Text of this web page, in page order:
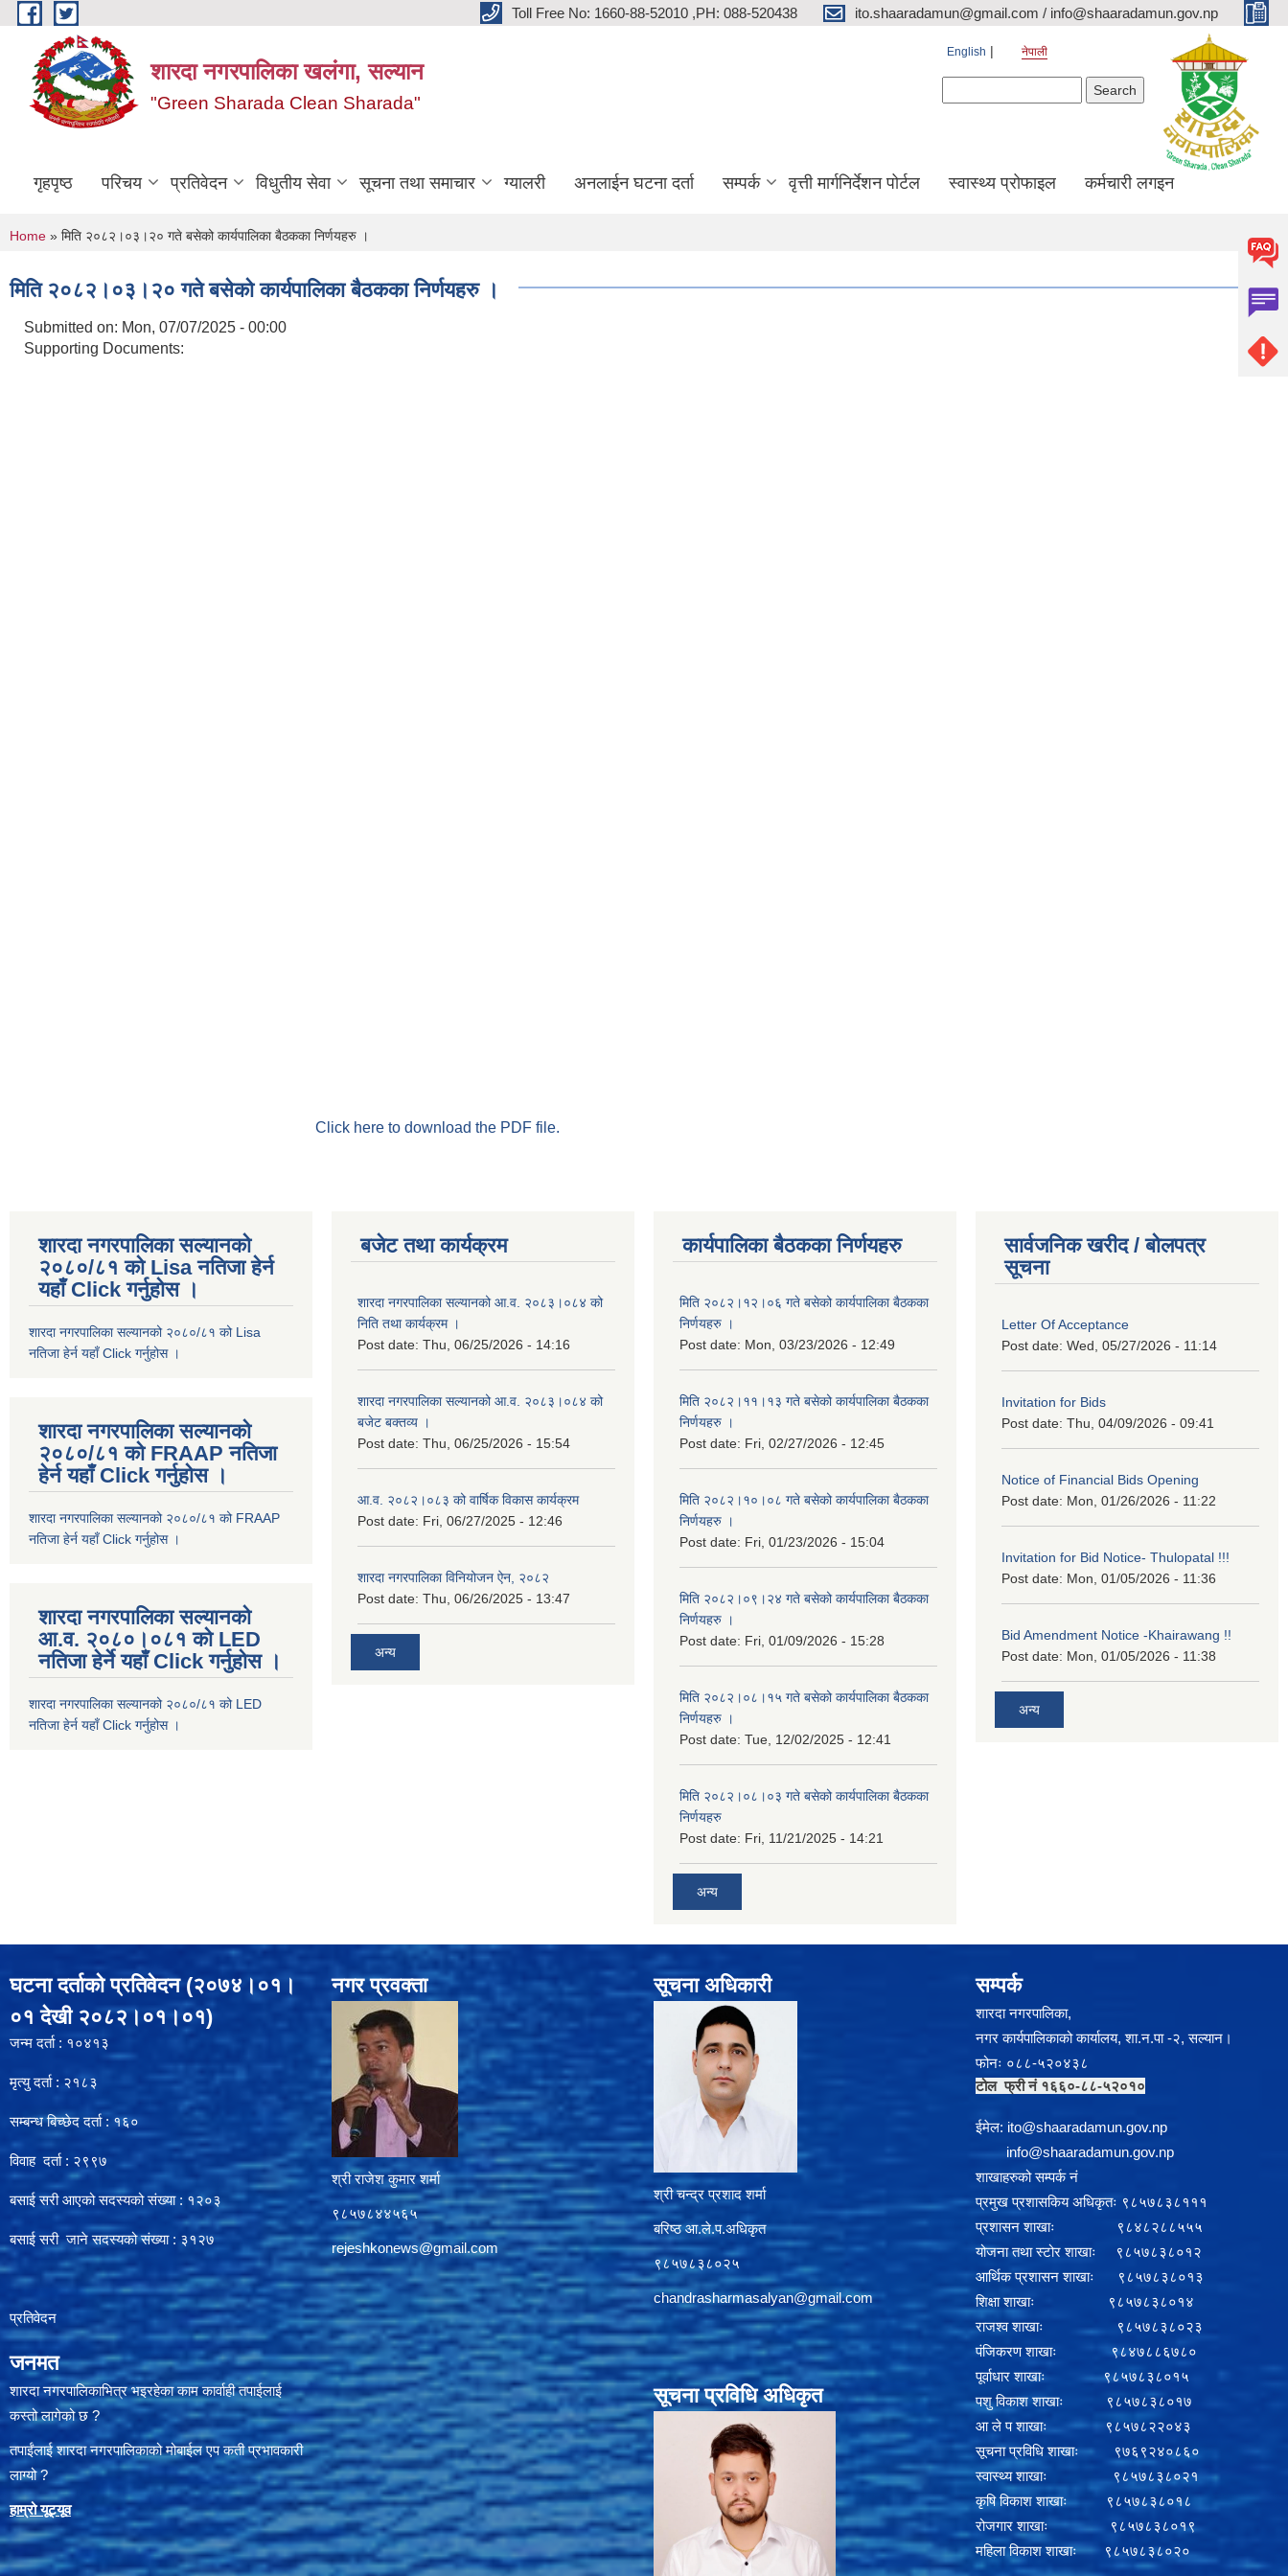
Skip to main content Toll Free No: 1660-88-52010 ,PH: 088-520438 ito.shaaradamun@gmail.com / info@shaaradamun.gov.np
शारदा नगरपालिका खलंगा, सल्यान
"Green Sharada Clean Sharada"
English नेपाली
गृहपृष्ठ परिचय प्रतिवेदन विधुतीय सेवा सूचना तथा समाचार ग्यालरी अनलाईन घटना दर्ता सम्पर्क वृत्ती मार्गनिर्देशन पोर्टल स्वास्थ्य प्रोफाइल कर्मचारी लगइन
You are here
Home » मिति २०८२।०३।२० गते बसेको कार्यपालिका बैठकका निर्णयहरु ।
मिति २०८२।०३।२० गते बसेको कार्यपालिका बैठकका निर्णयहरु ।
Submitted on: Mon, 07/07/2025 - 00:00
Supporting Documents:
Click here to download the PDF file.
शारदा नगरपालिका सल्यानको
२०८०/८१ को Lisa नतिजा हेर्न
यहाँ Click गर्नुहोस ।
शारदा नगरपालिका सल्यानको २०८०/८१ को Lisa
नतिजा हेर्न यहाँ Click गर्नुहोस ।
शारदा नगरपालिका सल्यानको
२०८०/८१ को FRAAP नतिजा
हेर्न यहाँ Click गर्नुहोस ।
शारदा नगरपालिका सल्यानको २०८०/८१ को FRAAP
नतिजा हेर्न यहाँ Click गर्नुहोस ।
शारदा नगरपालिका सल्यानको
आ.व. २०८०।०८१ को LED
नतिजा हेर्ने यहाँ Click गर्नुहोस ।
शारदा नगरपालिका सल्यानको २०८०/८१ को LED
नतिजा हेर्न यहाँ Click गर्नुहोस ।
बजेट तथा कार्यक्रम
शारदा नगरपालिका सल्यानको आ.व. २०८३।०८४ को
निति तथा कार्यक्रम ।
Post date: Thu, 06/25/2026 - 14:16
शारदा नगरपालिका सल्यानको आ.व. २०८३।०८४ को
बजेट बक्तव्य ।
Post date: Thu, 06/25/2026 - 15:54
आ.व. २०८२।०८३ को वार्षिक विकास कार्यक्रम
Post date: Fri, 06/27/2025 - 12:46
शारदा नगरपालिका विनियोजन ऐन, २०८२
Post date: Thu, 06/26/2025 - 13:47
अन्य
कार्यपालिका बैठकका निर्णयहरु
मिति २०८२।१२।०६ गते बसेको कार्यपालिका बैठकका
निर्णयहरु ।
Post date: Mon, 03/23/2026 - 12:49
मिति २०८२।११।१३ गते बसेको कार्यपालिका बैठकका
निर्णयहरु ।
Post date: Fri, 02/27/2026 - 12:45
मिति २०८२।१०।०८ गते बसेको कार्यपालिका बैठकका
निर्णयहरु ।
Post date: Fri, 01/23/2026 - 15:04
मिति २०८२।०९।२४ गते बसेको कार्यपालिका बैठकका
निर्णयहरु ।
Post date: Fri, 01/09/2026 - 15:28
मिति २०८२।०८।१५ गते बसेको कार्यपालिका बैठकका
निर्णयहरु ।
Post date: Tue, 12/02/2025 - 12:41
मिति २०८२।०८।०३ गते बसेको कार्यपालिका बैठकका
निर्णयहरु
Post date: Fri, 11/21/2025 - 14:21
अन्य
सार्वजनिक खरीद / बोलपत्र
सूचना
Letter Of Acceptance
Post date: Wed, 05/27/2026 - 11:14
Invitation for Bids
Post date: Thu, 04/09/2026 - 09:41
Notice of Financial Bids Opening
Post date: Mon, 01/26/2026 - 11:22
Invitation for Bid Notice- Thulopatal !!!
Post date: Mon, 01/05/2026 - 11:36
Bid Amendment Notice -Khairawang !!
Post date: Mon, 01/05/2026 - 11:38
अन्य
घटना दर्ताको प्रतिवेदन (२०७४।०१।
०१ देखी २०८२।०१।०१)
जन्म दर्ता : १०४१३
मृत्यु दर्ता : २१८३
सम्बन्ध बिच्छेद दर्ता : १६०
विवाह दर्ता : २९९७
बसाई सरी आएको सदस्यको संख्या : १२०३
बसाई सरी जाने सदस्यको संख्या : ३१२७
प्रतिवेदन
जनमत
शारदा नगरपालिकाभित्र भइरहेका काम कार्वाही तपाईलाई
कस्तो लागेको छ ?
तपाईंलाई शारदा नगरपालिकाको मोबाईल एप कती प्रभावकारी
लाग्यो ?
हाम्रो यूट्यूव
नगर प्रवक्ता
श्री राजेश कुमार शर्मा
९८५७८४४५६५
rejeshkonews@gmail.com
सूचना अधिकारी
श्री चन्द्र प्रशाद शर्मा
बरिष्ठ आ.ले.प.अधिकृत
९८५७८३८०२५
chandrasharmasalyan@gmail.com
सूचना प्रविधि अधिकृत
सम्पर्क
शारदा नगरपालिका,
नगर कार्यपालिकाको कार्यालय, शा.न.पा -२, सल्यान।
फोनः ०८८-५२०४३८
टोल फ्री नं १६६०-८८-५२०१०
ईमेल: ito@shaaradamun.gov.np
info@shaaradamun.gov.np
शाखाहरुको सम्पर्क नं
प्रमुख प्रशासकिय अधिकृतः ९८५७८३८१११
प्रशासन शाखाः ९८४८२८८५५५
योजना तथा स्टोर शाखाः ९८५७८३८०१२
आर्थिक प्रशासन शाखाः ९८५७८३८०१३
शिक्षा शाखाः ९८५७८३८०१४
राजश्व शाखाः ९८५७८३८०२३
पंजिकरण शाखाः ९८४७८८६७८०
पूर्वाधार शाखाः ९८५७८३८०१५
पशु विकाश शाखाः ९८५७८३८०१७
आ ले प शाखाः ९८५७८२२०४३
सूचना प्रविधि शाखाः ९७६९२४०८६०
स्वास्थ्य शाखाः ९८५७८३८०२१
कृषि विकाश शाखाः ९८५७८३८०१८
रोजगार शाखाः ९८५७८३८०१९
महिला विकाश शाखाः ९८५७८३८०२०